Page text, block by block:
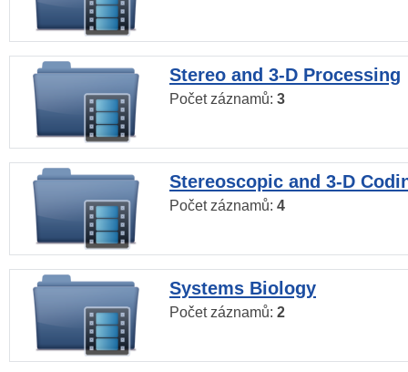
Stereo and 3-D Processing
Počet záznamů: 3
Stereoscopic and 3-D
Počet záznamů: 4
Systems Biology
Počet záznamů: 2